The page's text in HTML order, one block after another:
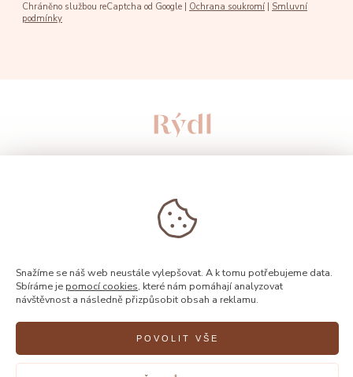
Chráněno službou reCaptcha od Google | Ochrana soukromí
Smluvní
podmínky
© 2026, Rýdl
Snažíme se náš web neustále vylepšovat. A k tomu potřebujeme data.
Sbíráme je pomocí cookies, které nám pomáhají analyzovat
návštěvnost a následně přizpůsobit obsah a reklamu.
POVOLIT VŠE